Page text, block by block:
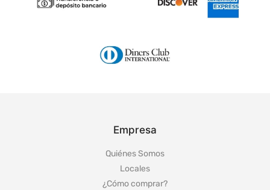
Empresa
Quiénes Somos
Locales
¿Cómo comprar?